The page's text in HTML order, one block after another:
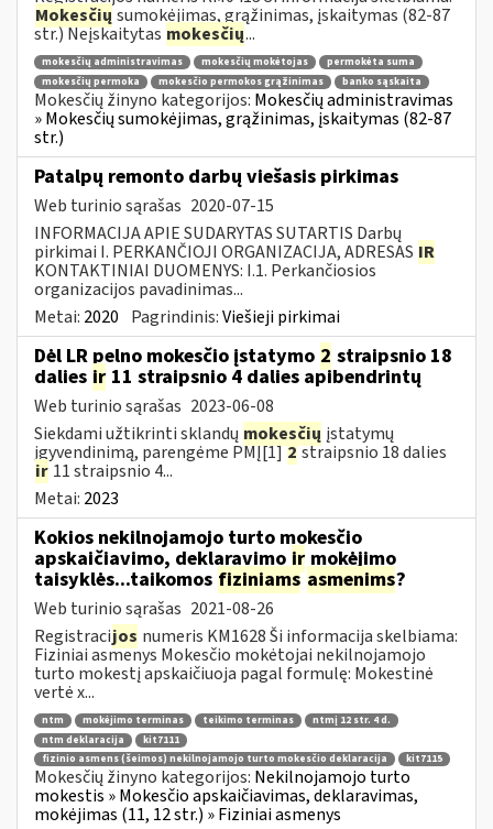
Mokesčių sumokėjimas, grąžinimas, įskaitymas (82-87
str.) Neįskaitytas mokesčių...
mokesčių administravimas mokesčių mokėtojas
permokėta suma
mokesčių permoka
mokesčio permokos grąžinimas banko sąskaita
Mokesčių žinyno kategorijos: Mokesčių administravimas
» Mokesčių sumokėjimas, grąžinimas, įskaitymas (82-87
str.)
Patalpų remonto darbų viešasis pirkimas
Web turinio sąrašas 2020-07-15
INFORMACIJA APIE SUDARYTAS SUTARTIS Darbų
pirkimai I. PERKANČIOJI ORGANIZACIJA, ADRESAS IR
KONTAKTINIAI DUOMENYS: I.1. Perkančiosios
organizacijos pavadinimas...
Metai: 2020 Pagrindinis:Viešieji pirkimai
Dėl LR pelno mokesčio įstatymo 2 straipsnio 18
dalies ir 11 straipsnio 4 dalies apibendrintų
Web turinio sąrašas 2023-06-08
Siekdami užtikrinti sklandų mokesčių įstatymų
įgyvendinimą, parengėme PMĮ[1]2straipsnio 18 dalies
ir 11 straipsnio 4...
Metai: 2023
Kokios nekilnojamojo turto mokesčio
apskaičiavimo, deklaravimo ir mokėjimo
taisyklės...taikomos fiziniams asmenims?
Web turinio sąrašas 2021-08-26
Registracijos numeris KM1628 Ši informacija skelbiama:
Fiziniai asmenys Mokesčio mokėtojai nekilnojamojo
turto mokestį apskaičiuoja pagal formulę: Mokestinė
vertė x...
ntm mokėjimo terminas teikimo terminas
ntmį 12 str. 4 d.
ntm deklaracija
kit7111
fizinio asmens (šeimos) nekilnojamojo turto mokesčio deklaracija
kit7115
Mokesčių žinyno kategorijos: Nekilnojamojo turto
mokestis » Mokesčio apskaičiavimas, deklaravimas,
mokėjimas (11, 12 str.) » Fiziniai asmenys